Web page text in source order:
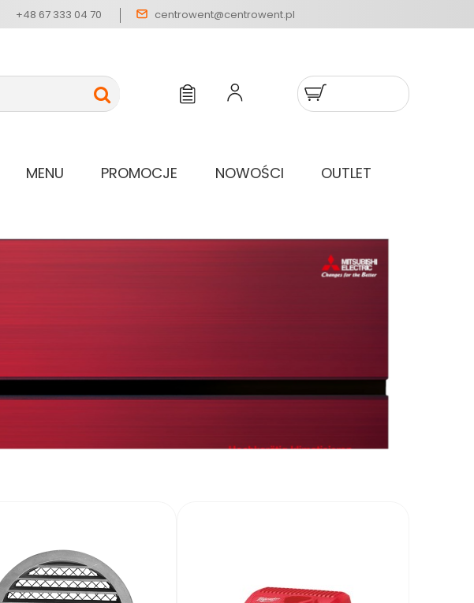
+48 67 333 04 70 centrowent@centrowent.pl
MENU PROMOCJE NOWOŚCI OUTLET